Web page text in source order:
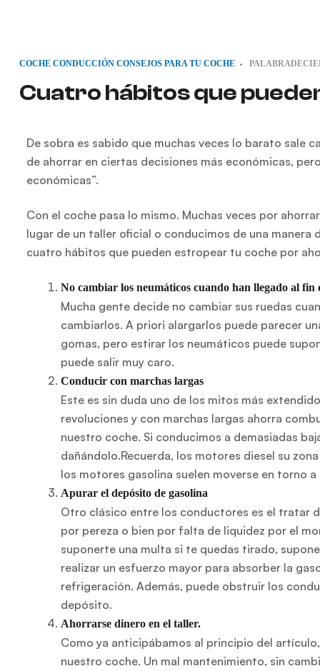
COCHE CONDUCCIÓN CONSEJOS PARA TU COCHE
Cuatro hábitos que
De sobra es sabido que muchas veces lo barato sale
de ahorrar en ciertas decisiones más económicas,
económicas”.
Con el coche pasa lo mismo. Muchas veces por
lugar de un taller oficial o conducimos de una
cuatro hábitos que pueden estropear tu coche por
No cambiar los neumáticos cuando han llegado al fin
Mucha gente decide no cambiar sus ruedas
cambiarlos. A priori alargarlos puede parecer
gomas, pero estirar los neumáticos puede
puede salir muy caro.
Conducir con marchas largas
Este es sin duda uno de los mitos más
revoluciones y con marchas largas ahorra
nuestro coche. Si conducimos a demasiadas
dañándolo.Recuerda, los motores diesel su
los motores gasolina suelen moverse en torno
Apurar el depósito de gasolina
Otro clásico entre los conductores es el tratar
por pereza o bien por falta de liquidez por el
suponerte una multa si te quedas tirado,
realizar un esfuerzo mayor para absorber la
refrigeración. Además, puede obstruir los
depósito.
Ahorrarse dinero en el taller.
Como ya anticipábamos al principio del
nuestro coche. Un mal mantenimiento, sin